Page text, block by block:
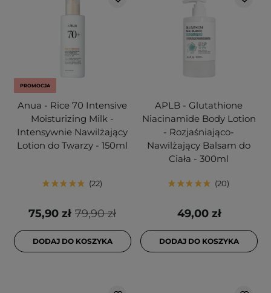
PROMOCJA
Anua - Rice 70 Intensive
Moisturizing Milk -
Intensywnie Nawilżający
Lotion do Twarzy - 150ml
22
79,90 zł
75,90 zł
DODAJ DO KOSZYKA
APLB - Glutathione
Niacinamide Body Lotion
- Rozjaśniająco-
Nawilżający Balsam do
Ciała - 300ml
20
49,00 zł
DODAJ DO KOSZYKA